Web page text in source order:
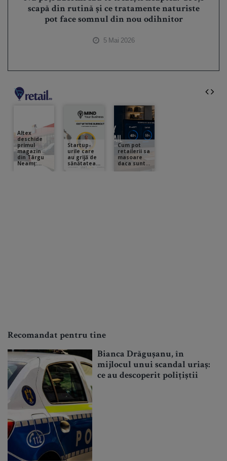
scapă din rutină și ce tratamente naturiste
pot face somnul din nou odihnitor
5 Mai 2026
Recomandat pentru tine
Bianca Drăgușanu, în
mijlocul unui scandal uriaș:
ce au descoperit polițiștii